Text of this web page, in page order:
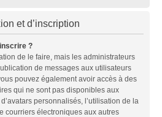
et d’inscription
?
de le faire, mais les administrateurs
de messages aux utilisateurs
pouvez également avoir accès à des
qui ne sont pas disponibles aux
personnalisés, l’utilisation de la
courriers électroniques aux autres